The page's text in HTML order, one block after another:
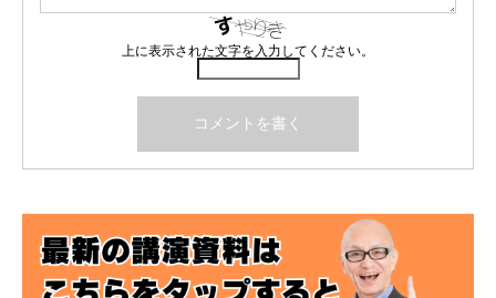
上に表示された文字を入力してください。